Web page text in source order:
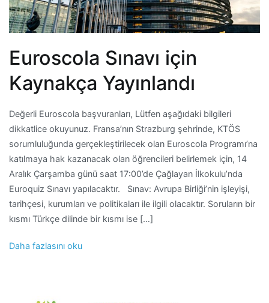
Euroscola Sınavı için
Kaynakça Yayınlandı
Değerli Euroscola başvuranları, Lütfen aşağıdaki bilgileri
dikkatlice okuyunuz. Fransa’nın Strazburg şehrinde, KTÖS
sorumluluğunda gerçekleştirilecek olan Euroscola Programı’na
katılmaya hak kazanacak olan öğrencileri belirlemek için, 14
Aralık Çarşamba günü saat 17:00’de Çağlayan İlkokulu’nda
Euroquiz Sınavı yapılacaktır. Sınav: Avrupa Birliği’nin işleyişi,
tarihçesi, kurumları ve politikaları ile ilgili olacaktır. Soruların bir
kısmı Türkçe dilinde bir kısmı ise […]
Daha fazlasını oku